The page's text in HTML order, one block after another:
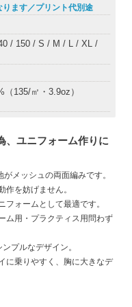
ます／プリント代別途
/ 150 / S / M / L / XL /
135/㎡・3.9oz）
、ユニフォーム作りに
メッシュの両面編みです。
を妨げません。
ォームとして最適です。
ム用・プラクティス用問わず
プルなデザイン。
に乗りやすく、胸に大きなデ